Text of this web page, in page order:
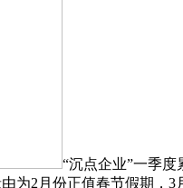
“沉点企业”一季度
为2月份正值春节假期，3